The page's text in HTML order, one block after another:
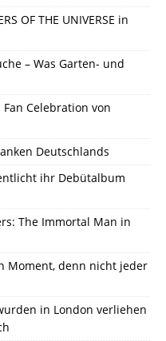
OF THE UNIVERSE in
– Was Garten- und
Celebration von
Deutschlands
ihr Debütalbum
The Immortal Man in
Moment, denn nicht jeder
in London verliehen